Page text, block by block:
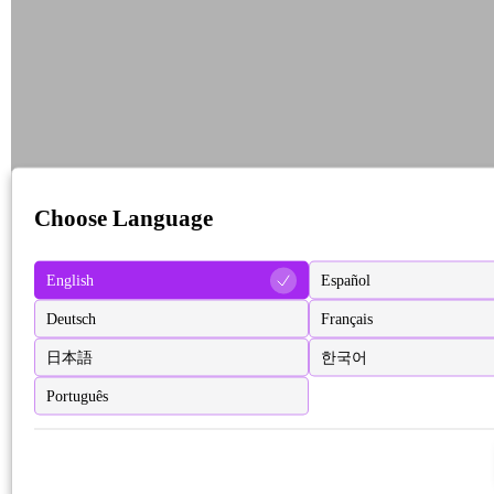
Choose Language
English Español
Deutsch Français
日本語 한국어
Português